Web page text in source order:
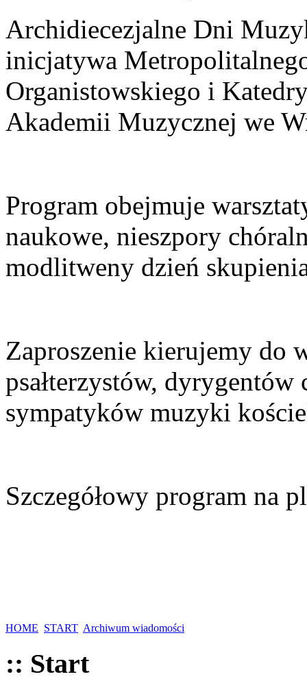
Archidiecezjalne Dni
inicjatywa
Organistowskiego i
Akademii Muzycznej we
Program obejmuje
naukowe, nieszpory
modlitweny dzień
Zaproszenie kierujemy do
psałterzystów,
sympatyków muzyki
Szczegółowy program na
HOME START Archiwum wiadomości
:: Start